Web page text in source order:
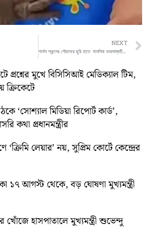
NEXT
গার্লস স্কুলের শৌচালয়ে ছুরি হাতে মানসিক ভারসাম্যহীন যুবক!
প্রশ্নের মুখে বিসিসিআই মেডিক্যাল টিম,
ক্রিকেটে
‘সোশ্যাল মিডিয়া রিপোর্ট কার্ড’,
কথা প্রধানমন্ত্রীর
লেয়ার’ নয়, সুপ্রিম কোর্টে কেন্দ্রের
১৭ আগস্ট থেকে, বড় ঘোষণা মুখ্যমন্ত্রী
খোঁজে হাসপাতালে মুখ্যমন্ত্রী শুভেন্দু